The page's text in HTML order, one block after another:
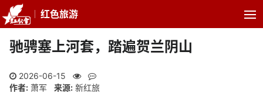
红色旅游
驰骋塞上河套，踏遍贺兰阴山
2026-06-15
作者: 萧军 来源: 新红旅